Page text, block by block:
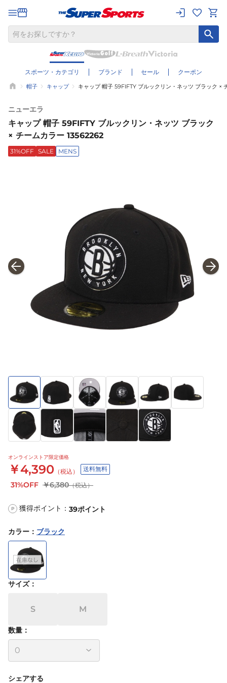
スポーツ・カテゴリ ブランド セール クーポン
帽子 キャップ キャップ 帽子 59FIFTY ブルックリン・ネッツ ブラック ×
ニューエラ
キャップ 帽子 59FIFTY ブルックリン・ネッツ ブラック
× チームカラー 13562262
31%OFF SALE MENS
オンラインストア限定価格
￥4,390 （税込） 送料無料
31%OFF ￥6,380（税込）
P 獲得ポイント： 39ポイント
カラー ： ブラック
サイズ：
S M
数量：
シェアする